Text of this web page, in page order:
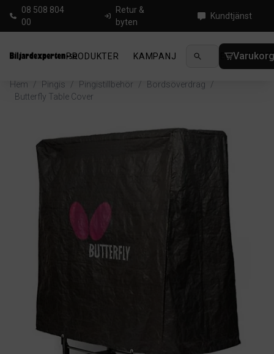
08 508 804
00
Retur &
byten
Kundtjänst
PRODUKTER KAMPANJ NYHETER
Hem / Pingis / Pingistillbehör / Bordsöverdrag
/
Butterfly Table Cover